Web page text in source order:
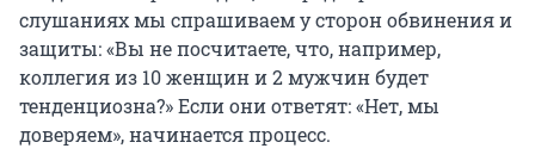
слушаниях мы спрашиваем у сторон обвинения и
защиты: «Вы не посчитаете, что, например,
коллегия из 10 женщин и 2 мужчин будет
тенденциозна?» Если они ответят: «Нет, мы
доверяем», начинается процесс.